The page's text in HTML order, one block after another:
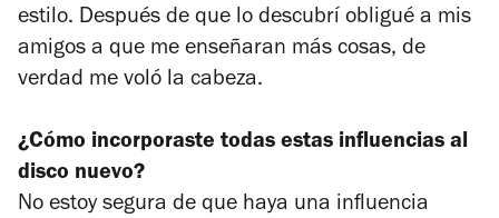
estilo. Después de que lo descubrí obligué a mis
amigos a que me enseñaran más cosas, de
verdad me voló la cabeza.
¿Cómo incorporaste todas estas influencias al
disco nuevo?
No estoy segura de que haya una influencia